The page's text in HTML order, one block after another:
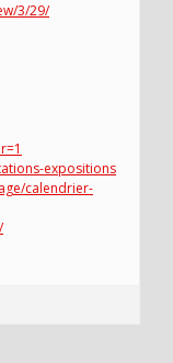
3/29/
expositions
calendrier-